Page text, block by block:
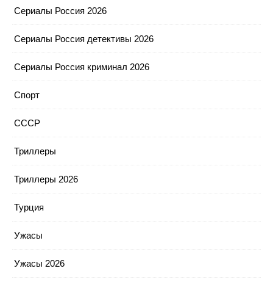
Сериалы Россия 2026
Сериалы Россия детективы 2026
Сериалы Россия криминал 2026
Спорт
СССР
Триллеры
Триллеры 2026
Турция
Ужасы
Ужасы 2026